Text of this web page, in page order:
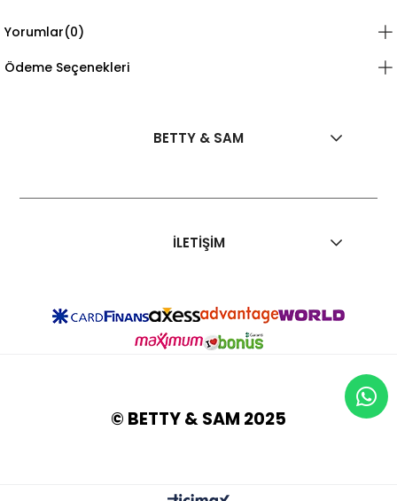
Yorumlar(0)
Ödeme Seçenekleri
BETTY & SAM
İLETİŞİM
© BETTY & SAM 2025